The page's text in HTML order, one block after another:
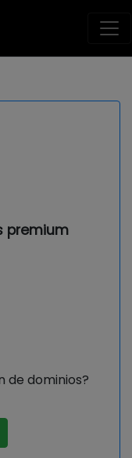
premium
de dominios?